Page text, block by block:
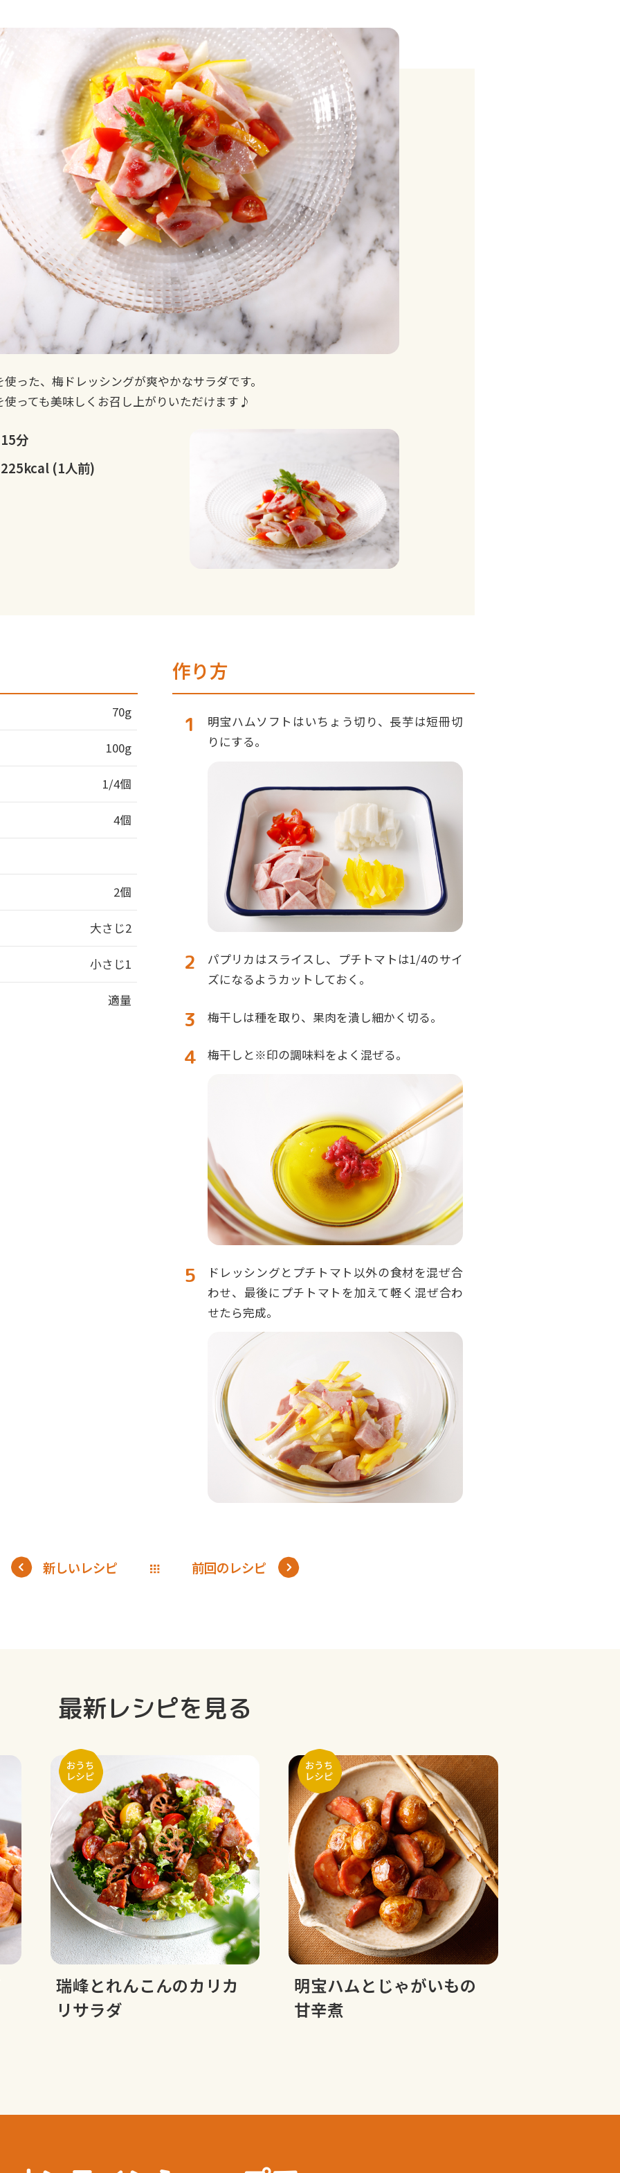
った、梅ドレッシングが爽やかなサラダです。
使っても美味しくお召し上がりいただけます♪
15分
225kcal (1人前)
70g
100g
1/4個
4個
2個
大さじ2
小さじ1
適量
作り方
明宝ハムソフトはいちょう切り、長芋は短冊切
りにする。
パプリカはスライスし、プチトマトは1/4のサイ
ズになるようカットしておく。
梅干しは種を取り、果肉を潰し細かく切る。
梅干しと※印の調味料をよく混ぜる。
ドレッシングとプチトマト以外の食材を混ぜ合
わせ、最後にプチトマトを加えて軽く混ぜ合わ
せたら完成。
新しいレシピ 前回のレシピ
最新レシピを見る
瑞峰とれんこんのカリカ
リサラダ
明宝ハムとじゃがいもの
甘辛煮